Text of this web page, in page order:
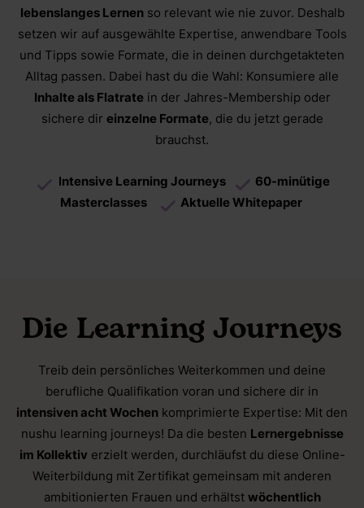
lebenslanges Lernenso relevant wie nie zuvor. Deshalb
setzen wir auf ausgewählte Expertise, anwendbare Tools
und Tipps sowie Formate, die in deinen durchgetakteten
Alltag passen. Dabei hast du die Wahl: Konsumiere alle
Inhalte als Flatrate in der Jahres-Membership oder
sichere dir einzelne Formate, die du jetzt gerade
brauchst.
Intensive Learning Journeys
60-minütige
Masterclasses
Aktuelle Whitepaper
Die Learning Journeys
Treib dein persönliches Weiterkommen und deine
berufliche Qualifikation voran und sichere dir in
intensiven acht Wochen komprimierte Expertise: Mit den
nushu learning journeys! Da die besten Lernergebnisse
im Kollektiv erzielt werden, durchläufst du diese Online-
Weiterbildung mit Zertifikat gemeinsam mit anderen
ambitionierten Frauen und erhältst wöchentlich